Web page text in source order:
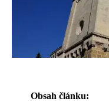
Obsah článku: